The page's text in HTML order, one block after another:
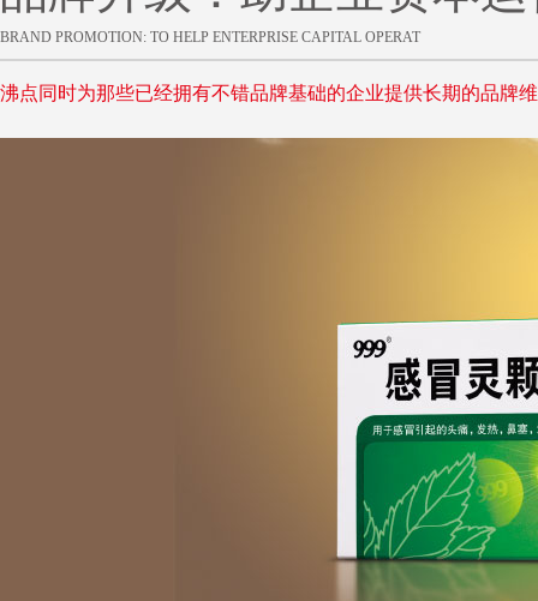
BRAND PROMOTION: TO HELP ENTERPRISE CAPITAL OPERAT
沸点同时为那些已经拥有不错品牌基础的企业提供长期的品牌